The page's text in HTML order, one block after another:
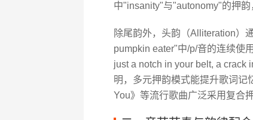
中"insanity"与"autonomy"的押韵
除尾韵外，头韵（Alliteration）
pumpkin eater"中/p/音的连续使
just a notch in your belt, a
明，多元押韵模式能提升歌词
You》等流行歌曲广泛采用复合押